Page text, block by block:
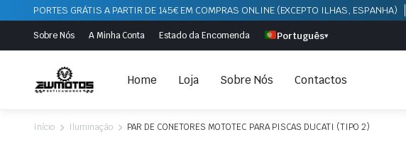
PORTES GRÁTIS A PARTIR DE 145€ EM COMPRAS ONLINE (EXCEPTO ILHAS, ESPANHA)
Sobre Nós A Minha Conta Estado da Encomenda Português▾
Home Loja Sobre Nós Contactos
Início Iluminação PAR DE CONETORES MOTOTEC PARA PISCAS DUCATI (TIPO 2)